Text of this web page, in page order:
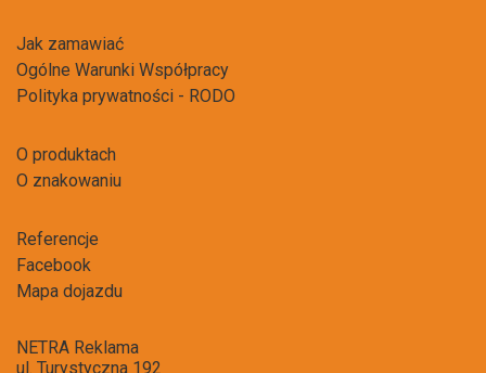
Jak zamawiać
Ogólne Warunki Współpracy
Polityka prywatności - RODO
O produktach
O znakowaniu
Referencje
Facebook
Mapa dojazdu
NETRA Reklama
ul. Turystyczna 192